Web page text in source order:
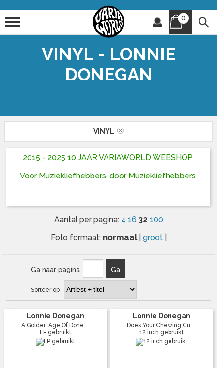
0
VINYL - LONNIE
DONEGAN
VINYL
2015 - 2025 10 JAAR VARIAWORLD WEBSHOP
Voor Muziekliefhebbers, door Muziekliefhebbers
Aantal per pagina: 4 16 32 100
Foto formaat: normaal groot
Ga naar pagina Ga
Sorteer op
Lonnie Donegan
A Golden Age Of Done ...
LP gebruikt
Lonnie Donegan
Does Your Chewing Gu ...
12 inch gebruikt